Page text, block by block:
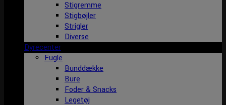
Stigremme
Stigbøjler
Strigler
Diverse
Dyrecenter
Fugle
Bunddække
Bure
Foder & Snacks
Legetøj